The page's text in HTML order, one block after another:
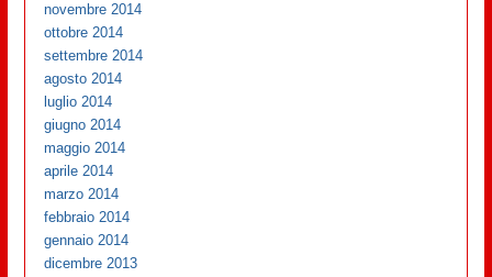
novembre 2014
ottobre 2014
settembre 2014
agosto 2014
luglio 2014
giugno 2014
maggio 2014
aprile 2014
marzo 2014
febbraio 2014
gennaio 2014
dicembre 2013